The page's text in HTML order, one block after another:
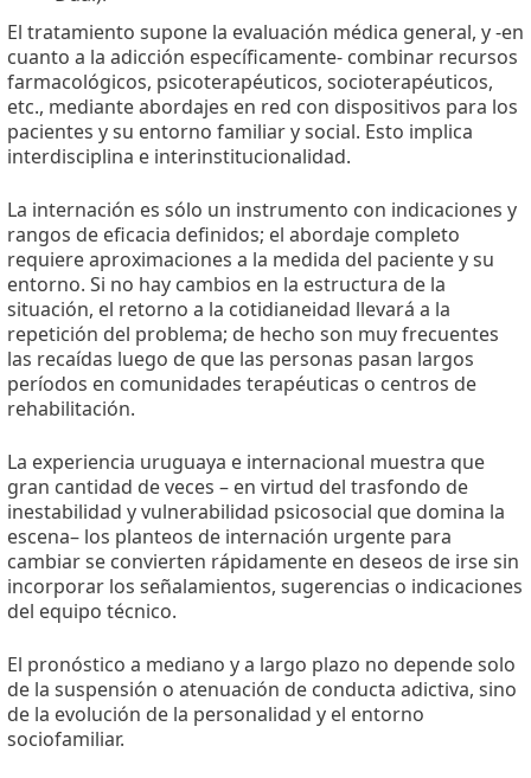
El tratamiento supone la evaluación médica general, y -en
cuanto a la adicción específicamente- combinar recursos
farmacológicos, psicoterapéuticos, socioterapéuticos,
etc., mediante abordajes en red con dispositivos para los
pacientes y su entorno familiar y social. Esto implica
interdisciplina e interinstitucionalidad.
La internación es sólo un instrumento con indicaciones y
rangos de eficacia definidos; el abordaje completo
requiere aproximaciones a la medida del paciente y su
entorno. Si no hay cambios en la estructura de la
situación, el retorno a la cotidianeidad llevará a la
repetición del problema; de hecho son muy frecuentes
las recaídas luego de que las personas pasan largos
períodos en comunidades terapéuticas o centros de
rehabilitación.
La experiencia uruguaya e internacional muestra que
gran cantidad de veces – en virtud del trasfondo de
inestabilidad y vulnerabilidad psicosocial que domina la
escena– los planteos de internación urgente para
cambiar se convierten rápidamente en deseos de irse sin
incorporar los señalamientos, sugerencias o indicaciones
del equipo técnico.
El pronóstico a mediano y a largo plazo no depende solo
de la suspensión o atenuación de conducta adictiva, sino
de la evolución de la personalidad y el entorno
sociofamiliar.